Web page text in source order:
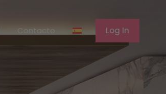
Log In
Contacto Log In